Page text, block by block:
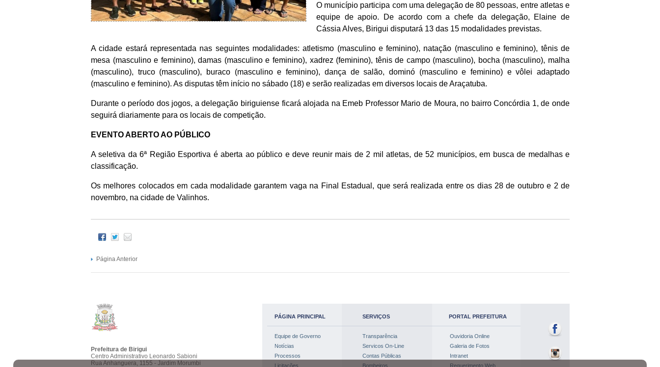
O município participa com uma delegação de 80 pessoas, entre atletas e
equipe de apoio. De acordo com a chefe da delegação, Elaine de
Cássia Alves, Birigui disputará 13 das 15 modalidades previstas.
A cidade estará representada nas seguintes modalidades: atletismo (masculino e feminino), natação (masculino e feminino), tênis de
mesa (masculino e feminino), damas (masculino e feminino), xadrez (feminino), tênis de campo (masculino), bocha (masculino), malha
(masculino), truco (masculino), buraco (masculino e feminino), dança de salão, dominó (masculino e feminino) e vôlei adaptado
(masculino e feminino). As disputas têm início no sábado (18) e serão realizadas em diversos locais de Araçatuba.
Durante o período dos jogos, a delegação biriguiense ficará alojada na Emeb Professor Mario de Moura, no bairro Concórdia 1, de onde
seguirá diariamente para os locais de competição.
EVENTO ABERTO AO PÚBLICO
A seletiva da 6ª Região Esportiva é aberta ao público e deve reunir mais de 2 mil atletas, de 52 municípios, em busca de medalhas e
classificação.
Os melhores colocados em cada modalidade garantem vaga na Final Estadual, que será realizada entre os dias 28 de outubro e 2 de
novembro, na cidade de Valinhos.
Página Anterior
Prefeitura de Birigui
Centro Administrativo Leonardo Sabioni
Rua Anhanguera, 1155 - Jardim Morumbi
PÁGINA PRINCIPAL SERVIÇOS PORTAL PREFEITURA
Equipe de Governo
Notícias
Processos
Licitações
Transparência
Servicos On-Line
Contas Públicas
Bombeiros
Ouvidoria Online
Galeria de Fotos
Intranet
Requerimento Web